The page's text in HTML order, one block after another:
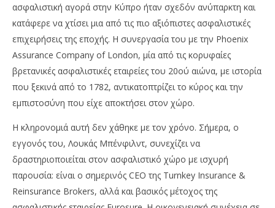
ασφαλιστική αγορά στην Κύπρο ήταν σχεδόν ανύπαρκτη και
κατάφερε να χτίσει μια από τις πιο αξιόπιστες ασφαλιστικές
επιχειρήσεις της εποχής. Η συνεργασία του με την Phoenix
Assurance Company of London, μία από τις κορυφαίες
βρετανικές ασφαλιστικές εταιρείες του 20ού αιώνα, με ιστορία
που ξεκινά από το 1782, αντικατοπτρίζει το κύρος και την
εμπιστοσύνη που είχε αποκτήσει στον χώρο.
Η κληρονομιά αυτή δεν χάθηκε με τον χρόνο. Σήμερα, ο
εγγονός του, Λουκάς Μπένφιλντ, συνεχίζει να
δραστηριοποιείται στον ασφαλιστικό χώρο με ισχυρή
παρουσία: είναι ο σημερινός CEO της Turnkey Insurance &
Reinsurance Brokers, αλλά και βασικός μέτοχος της